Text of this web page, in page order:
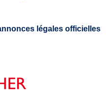
légales officielles